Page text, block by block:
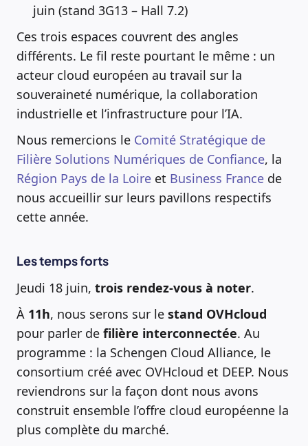
juin (stand 3G13 – Hall 7.2)
Ces trois espaces couvrent des angles
différents. Le fil reste pourtant le même : un
acteur cloud européen au travail sur la
souveraineté numérique, la collaboration
industrielle et l’infrastructure pour l’IA.
Nous remercions le Comité Stratégique de
Filière Solutions Numériques de Confiance, la
Région Pays de la Loire et Business France de
nous accueillir sur leurs pavillons respectifs
cette année.
Les temps forts
Jeudi 18 juin, trois rendez-vous à noter.
À 11h, nous serons sur le stand OVHcloud
pour parler de filière interconnectée. Au
programme : la Schengen Cloud Alliance, le
consortium créé avec OVHcloud et DEEP. Nous
reviendrons sur la façon dont nous avons
construit ensemble l’offre cloud européenne la
plus complète du marché.